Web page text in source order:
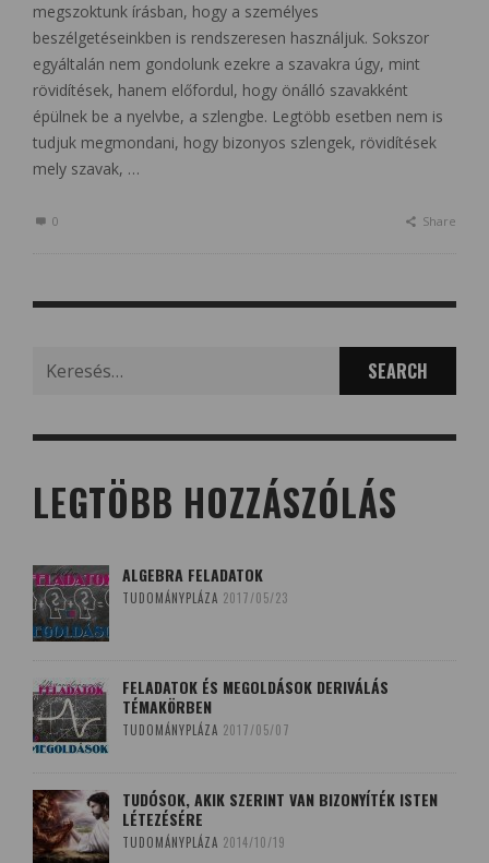
megszoktunk írásban, hogy a személyes
beszélgetéseinkben is rendszeresen használjuk. Sokszor
egyáltalán nem gondolunk ezekre a szavakra úgy, mint
rövidítések, hanem előfordul, hogy önálló szavakként
épülnek be a nyelvbe, a szlengbe. Legtöbb esetben nem is
tudjuk megmondani, hogy bizonyos szlengek, rövidítések
mely szavak, …
0 Share
LEGTÖBB HOZZÁSZÓLÁS
ALGEBRA FELADATOK
TUDOMÁNYPLÁZA 2017/05/23
FELADATOK ÉS MEGOLDÁSOK DERIVÁLÁS
TÉMAKÖRBEN
TUDOMÁNYPLÁZA 2017/05/07
TUDÓSOK, AKIK SZERINT VAN BIZONYÍTÉK ISTEN
LÉTEZÉSÉRE
TUDOMÁNYPLÁZA 2014/10/19